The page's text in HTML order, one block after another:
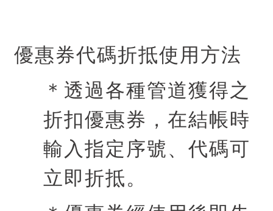
優惠券代碼折抵使用方法
＊透過各種管道獲得之
折扣優惠券，在結帳時
輸入指定序號、代碼可
立即折抵。